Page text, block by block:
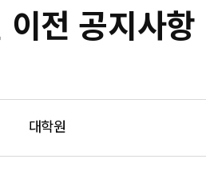
전 공지사항
대학원